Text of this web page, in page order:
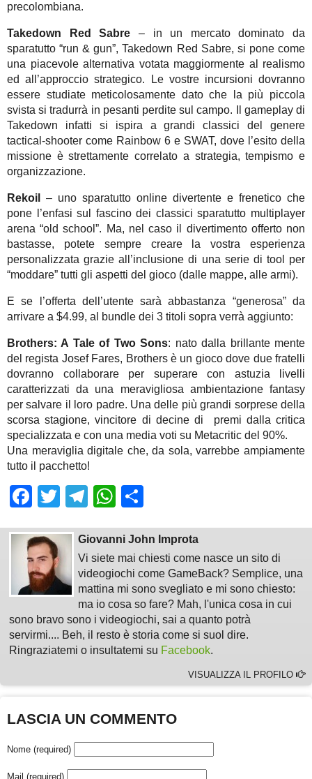
precolombiana.
Takedown Red Sabre – in un mercato dominato da
sparatutto “run & gun”, Takedown Red Sabre, si pone come
una piacevole alternativa votata maggiormente al realismo
ed all’approccio strategico. Le vostre incursioni dovranno
essere studiate meticolosamente dato che la più piccola
svista si tradurrà in pesanti perdite sul campo. Il gameplay di
Takedown infatti si ispira a grandi classici del genere
tactical-shooter come Rainbow 6 e SWAT, dove l’esito della
missione è strettamente correlato a strategia, tempismo e
organizzazione.
Rekoil
– uno sparatutto online divertente e frenetico che
pone l’enfasi sul fascino dei classici sparatutto multiplayer
arena “old school”. Ma, nel caso il divertimento offerto non
bastasse, potete sempre creare la vostra esperienza
personalizzata grazie all’inclusione di una serie di tool per
“moddare” tutti gli aspetti del gioco (dalle mappe, alle armi).
E se l’offerta dell’utente sarà abbastanza “generosa” da
arrivare a $4.99, al bundle dei 3 titoli sopra verrà aggiunto:
Brothers: A Tale of Two Sons: nato dalla brillante mente
del regista Josef Fares, Brothers è un gioco dove due fratelli
dovranno collaborare per superare con astuzia livelli
caratterizzati da una meravigliosa ambientazione fantasy
per salvare il loro padre. Una delle più grandi sorprese della
scorsa stagione, vincitore di decine di premi dalla critica
specializzata e con una media voti su Metacritic del 90%.
Una meraviglia digitale che, da sola, varrebbe ampiamente
tutto il pacchetto!
Facebook
TwitterTelegram
WhatsApp
Giovanni John Improta
Vi siete mai chiesti come nasce un sito di
videogiochi come GameBack? Semplice, una
mattina mi sono svegliato e mi sono chiesto:
ma io cosa so fare? Mah, l'unica cosa in cui
sono bravo sono i videogiochi, sai a quanto potrà
servirmi.... Beh, il resto è storia come si suol dire.
Ringraziatemi o insultatemi su Facebook.
VISUALIZZA IL PROFILO
LASCIA UN COMMENTO
Nome (required)
Mail (required)